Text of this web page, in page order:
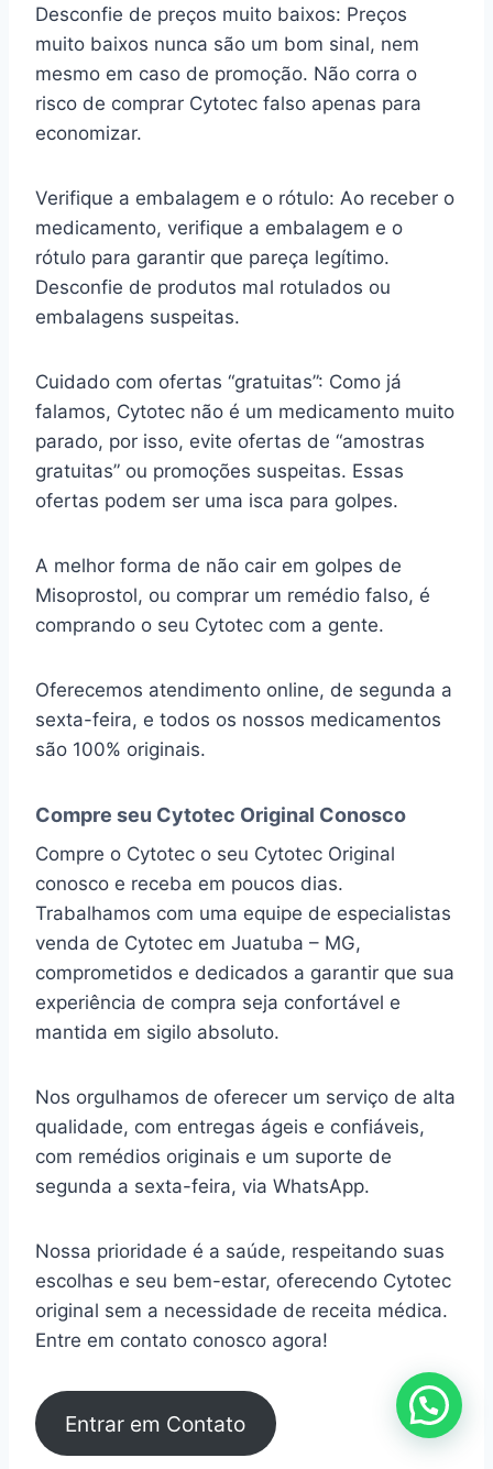
Desconfie de preços muito baixos: Preços
muito baixos nunca são um bom sinal, nem
mesmo em caso de promoção. Não corra o
risco de comprar Cytotec falso apenas para
economizar.
Verifique a embalagem e o rótulo: Ao receber o
medicamento, verifique a embalagem e o
rótulo para garantir que pareça legítimo.
Desconfie de produtos mal rotulados ou
embalagens suspeitas.
Cuidado com ofertas “gratuitas”: Como já
falamos, Cytotec não é um medicamento muito
parado, por isso, evite ofertas de “amostras
gratuitas” ou promoções suspeitas. Essas
ofertas podem ser uma isca para golpes.
A melhor forma de não cair em golpes de
Misoprostol, ou comprar um remédio falso, é
comprando o seu Cytotec com a gente.
Oferecemos atendimento online, de segunda a
sexta-feira, e todos os nossos medicamentos
são 100% originais.
Compre seu Cytotec Original Conosco
Compre o Cytotec o seu Cytotec Original
conosco e receba em poucos dias.
Trabalhamos com uma equipe de especialistas
venda de Cytotec em Juatuba – MG,
comprometidos e dedicados a garantir que sua
experiência de compra seja confortável e
mantida em sigilo absoluto.
Nos orgulhamos de oferecer um serviço de alta
qualidade, com entregas ágeis e confiáveis,
com remédios originais e um suporte de
segunda a sexta-feira, via WhatsApp.
Nossa prioridade é a saúde, respeitando suas
escolhas e seu bem-estar, oferecendo Cytotec
original sem a necessidade de receita médica.
Entre em contato conosco agora!
Entrar em Contato